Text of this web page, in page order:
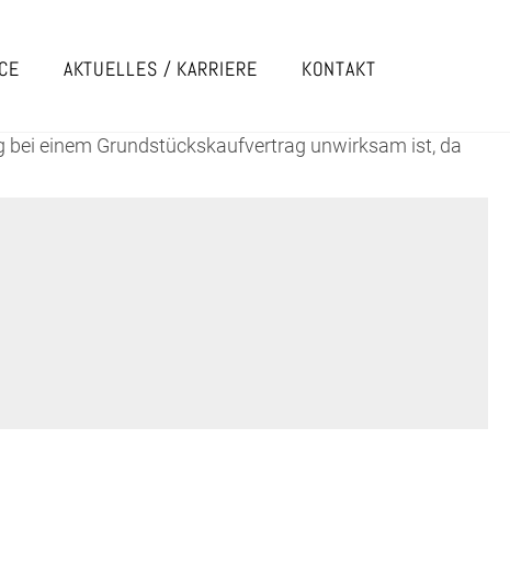
AKTUELLES / KARRIERE KONTAKT
bei einem Grundstückskaufvertrag unwirksam ist, da